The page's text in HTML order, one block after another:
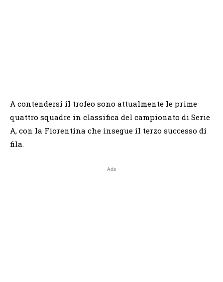
A contendersi il trofeo sono attualmente le prime
quattro squadre in classifica del campionato di Serie
A, con la Fiorentina che insegue il terzo successo di
fila.
Ads